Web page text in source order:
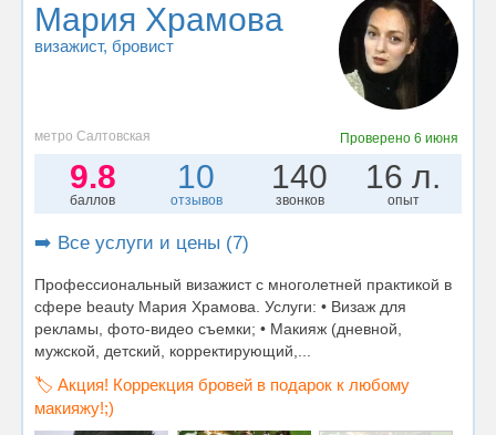
Мария Храмова
визажист, бровист
метро Салтовская Проверено 6 июня
9.8
баллов
10
отзывов
140
звонков
16 л.
опыт
➡️ Все услуги и цены (7)
Профессиональный визажист с многолетней практикой в
сфере beauty Мария Храмова. Услуги: • Визаж для
рекламы, фото-видео съемки; • Макияж (дневной,
мужской, детский, корректирующий,...
🏷️ Акция! Коррекция бровей в подарок к любому
макияжу!;)